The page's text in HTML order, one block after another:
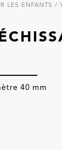
LES ENFANTS /
40 mm